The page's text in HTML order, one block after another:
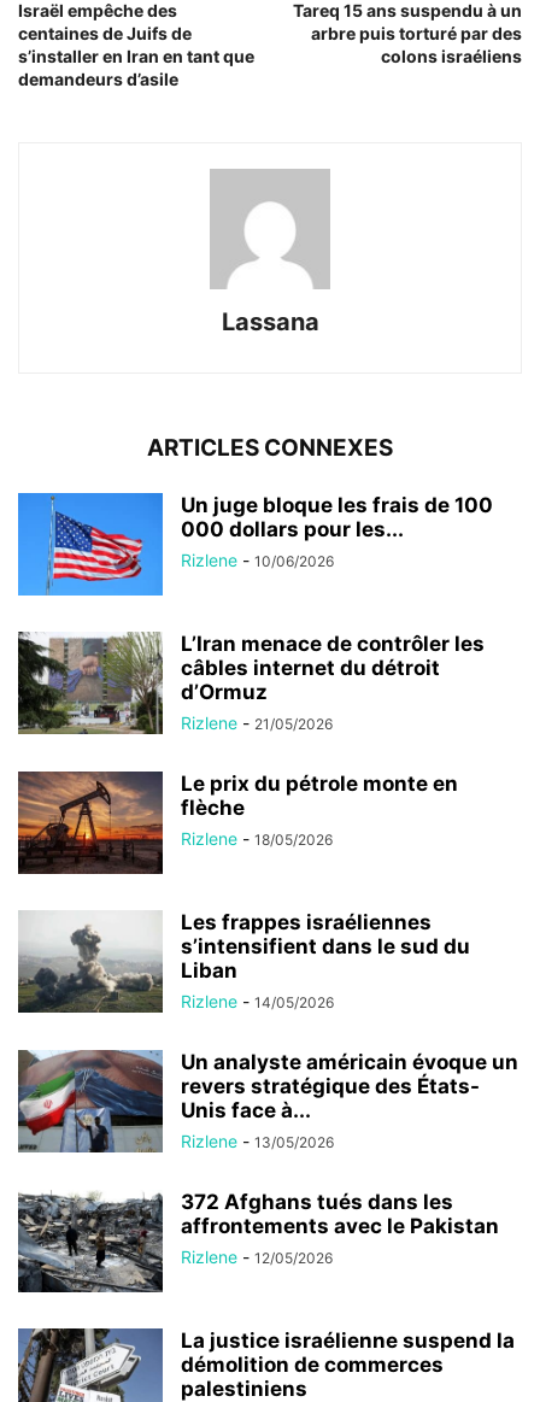
Israël empêche des
centaines de Juifs de
s’installer en Iran en tant que
demandeurs d’asile
Tareq 15 ans suspendu à un
arbre puis torturé par des
colons israéliens
Lassana
ARTICLES CONNEXES
Un juge bloque les frais de 100
000 dollars pour les...
Rizlene - 10/06/2026
L’Iran menace de contrôler les
câbles internet du détroit
d’Ormuz
Rizlene - 21/05/2026
Le prix du pétrole monte en
flèche
Rizlene - 18/05/2026
Les frappes israéliennes
s’intensifient dans le sud du
Liban
Rizlene - 14/05/2026
Un analyste américain évoque un
revers stratégique des États-
Unis face à...
Rizlene - 13/05/2026
372 Afghans tués dans les
affrontements avec le Pakistan
Rizlene - 12/05/2026
La justice israélienne suspend la
démolition de commerces
palestiniens